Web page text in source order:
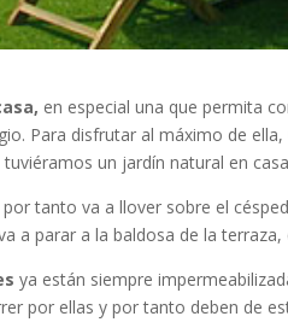
en especial una que permita
Para disfrutar al máximo de
un jardín natural en
tanto va a llover sobre el
a parar a la baldosa de la
ya están siempre
por ellas y por tanto deben de